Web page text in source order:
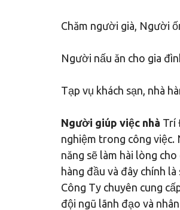
Chăm người già, Người
Người nấu ăn cho gia
Tạp vụ khách sạn, nhà
Người giúp việc nhà Trí
nghiệm trong công
năng sẽ làm hài lòng
hàng đầu và đây chính
Công Ty chuyên cung
đội ngũ lãnh đạo và